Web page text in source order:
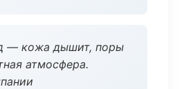
— кожа дышит, поры
атмосфера.